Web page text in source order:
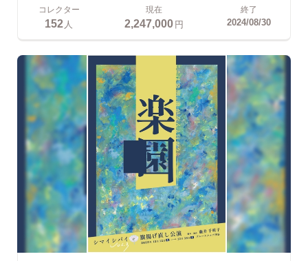
コレクター
152人
現在
2,247,000円
終了
2024/08/30